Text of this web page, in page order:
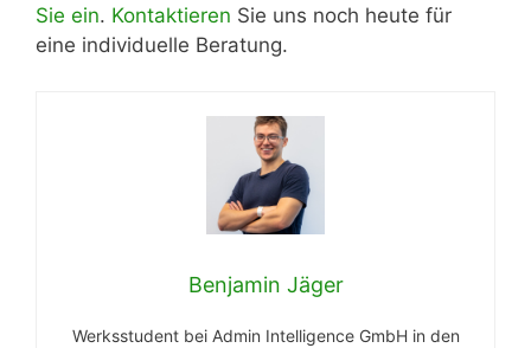
Sie ein. Kontaktieren Sie uns noch heute für
eine individuelle Beratung.
Benjamin Jäger
Werksstudent bei Admin Intelligence GmbH in den